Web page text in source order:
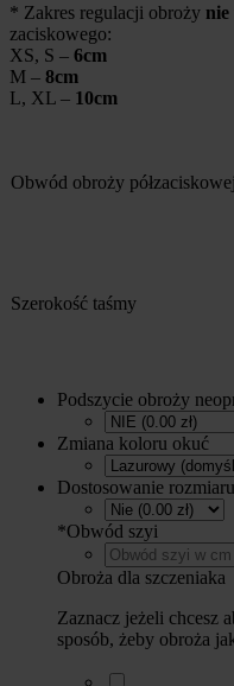
* Zakres regulacji obroży nie
zaciskowego:
XS, S – 6cm
M – 8cm
L, XL – 10cm
Obwód obroży półzaciskowej
Szerokość taśmy
Podszycie obroży
Zmiana koloru okuć
Dostosowanie rozmiaru
*Obwód szyi
Obroża dla szczeniaka
Zaznacz jeżeli chcesz
sposób, żeby obroża